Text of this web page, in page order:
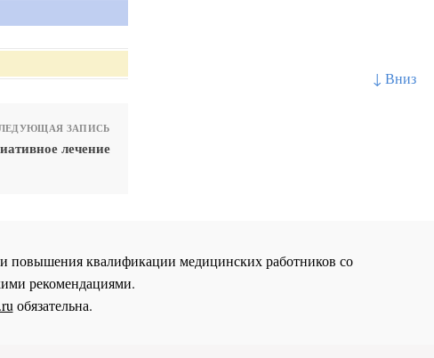
↓ Вниз
ЗАПИСЬ
лечение
и повышения квалификации медицинских работников со
рекомендациями.
обязательна.